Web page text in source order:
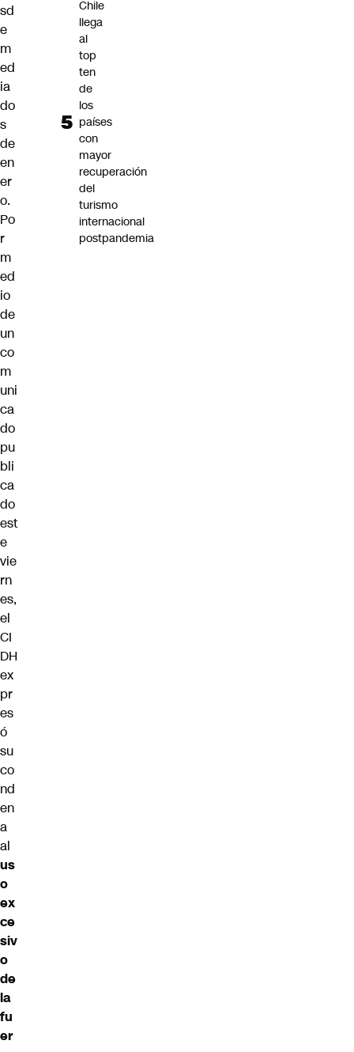
sd
e
m
ed
ia
do
s
de
en
er
o.
Po
r
m
ed
io
de
un
co
m
uni
ca
do
pu
bli
ca
do
est
e
vie
rn
es,
el
CI
DH
ex
pr
es
ó
su
co
nd
en
a
al
us
o
ex
ce
siv
o
de
la
fu
er
Chile
llega
al
top
ten
de
los
países
con
mayor
recuperación
del
turismo
internacional
postpandemia